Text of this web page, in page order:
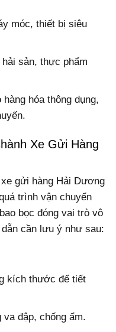
móc, thiết bị siêu
sản, thực phẩm
hóa thông dụng,
Xe Gửi Hàng
gửi hàng Hải Dương
trình vận chuyển
bọc đóng vai trò vô
cần lưu ý như sau:
kích thước để tiết
đập, chống ẩm.